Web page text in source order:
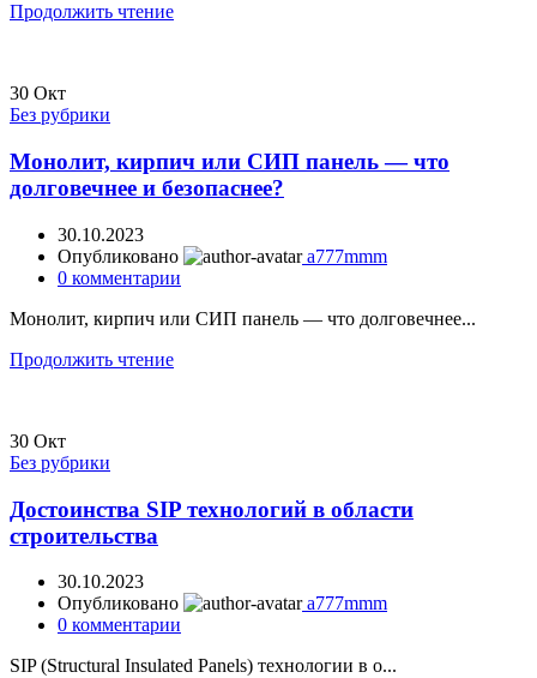
Продолжить чтение
30 Окт
Без рубрики
Монолит, кирпич или СИП панель — что
долговечнее и безопаснее?
30.10.2023
Опубликовано
a777mmm
0 комментарии
Монолит, кирпич или СИП панель — что долговечнее...
Продолжить чтение
30 Окт
Без рубрики
Достоинства SIP технологий в области
строительства
30.10.2023
Опубликовано
a777mmm
0 комментарии
SIP (Structural Insulated Panels) технологии в о...